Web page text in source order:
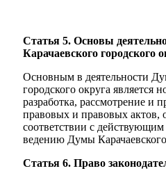
Статья 5. Основы
Карачаевского городского
Основным в деятельности
городского округа является
разработка, рассмотрение и
правовых и правовых актов,
соответствии с действующим
ведению Думы Карачаевского
Статья 6. Право